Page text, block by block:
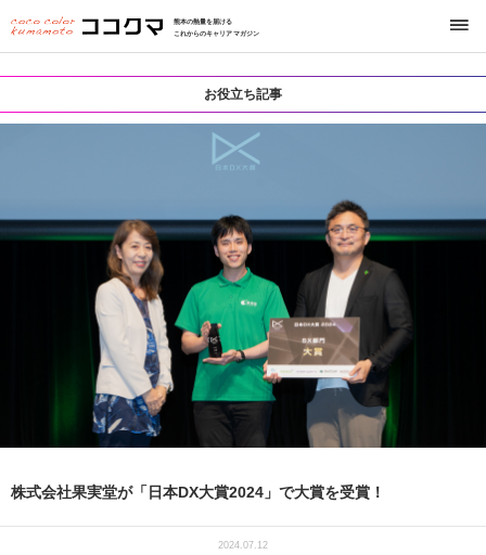
熊本の熱量を届ける
これからのキャリアマガジン
お役立ち記事
株式会社果実堂が「日本DX大賞2024」で大賞を受賞！
2024.07.12